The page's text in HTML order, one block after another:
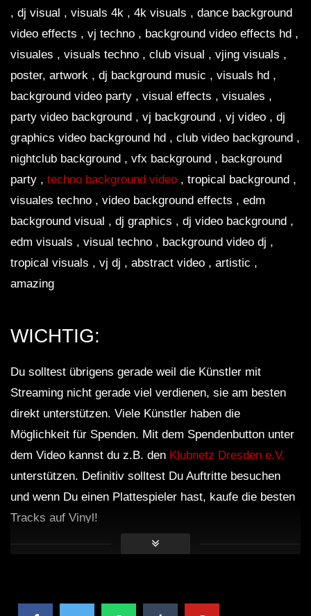
, dj visual , visuals 4k , 4k visuals , dance background
video effects , vj techno , background video effects hd ,
visuales , visuals techno , club visual , vjing visuals ,
poster, artwork , dj background music , visuals hd ,
background video party , visual effects , visuales ,
party video background , vj background , vj video , dj
graphics video background hd , club video background ,
nightclub background , vfx background , background
party , techno background video , tropical background ,
visuales techno , video background effects , edm
background visual , dj graphics , dj video background ,
edm visuals , visual techno , background video dj ,
tropical visuals , vj dj , abstract video , artistic ,
amazing
WICHTIG:
Du solltest übrigens gerade weil die Künstler mit
Streaming nicht gerade viel verdienen, sie am besten
direkt unterstützen. Viele Künstler haben die
Möglichkeit für Spenden. Mit dem Spendenbutton unter
dem Video kannst du z.B. den Klubnetz Dresden e.V.
unterstützen. Definitiv solltest Du Auftritte besuchen
und wenn Du einen Plattespieler hast, kaufe die besten
Tracks auf Vinyl!